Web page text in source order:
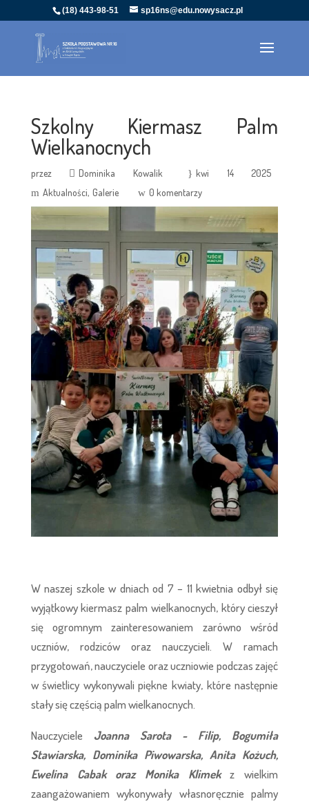
(18) 443-98-51 sp16ns@edu.nowysacz.pl
Szkolny Kiermasz Palm
Wielkanocnych
przez Dominika Kowalik
kwi 14 2025
Aktualności Galerie 0 komentarzy
W naszej szkole w dniach od 7 – 11 kwietnia odbył się
wyjątkowy kiermasz palm wielkanocnych, który cieszył
się ogromnym zainteresowaniem zarówno wśród
uczniów, rodziców oraz nauczycieli. W ramach
przygotowań, nauczyciele oraz uczniowie podczas zajęć
w świetlicy wykonywali piękne kwiaty, które następnie
stały się częścią palm wielkanocnych.
Nauczyciele Joanna Sarota - Filip, Bogumiła
Stawiarska, Dominika Piwowarska, Anita Kożuch,
Ewelina Cabak oraz Monika Klimekz wielkim
zaangażowaniem wykonywały własnoręcznie palmy